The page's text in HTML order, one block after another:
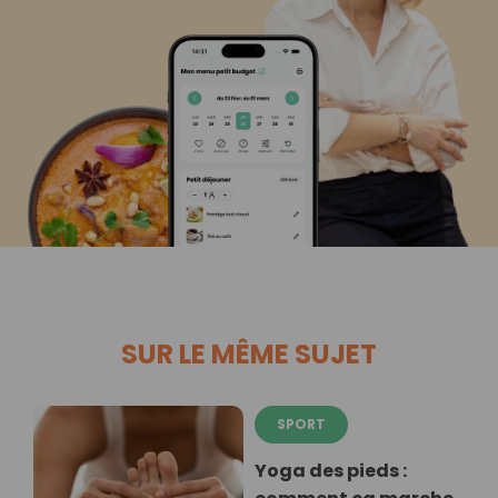
SUR LE MÊME SUJET
SPORT
Yoga des pieds :